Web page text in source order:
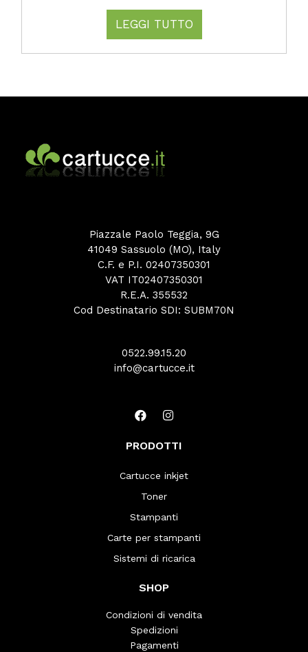
LEGGI TUTTO
Piazzale Paolo Teggia, 9G
41049 Sassuolo (MO), Italy
C.F. e P.I. 02407350301
VAT IT02407350301
R.E.A. 355532
Cod Destinatario SDI: SUBM70N
0522.99.15.20
info@cartucce.it
PRODOTTI
Cartucce inkjet
Toner
Stampanti
Carte per stampanti
Sistemi di ricarica
SHOP
Condizioni di vendita
Spedizioni
Pagamenti